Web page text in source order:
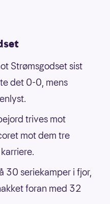
Strømsgodset sist
det 0-0, mens
trives mot
mot dem tre
30 seriekamper i fjor,
foran med 32